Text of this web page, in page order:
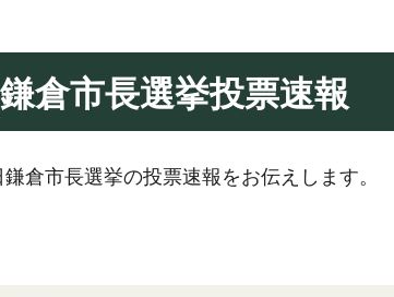
倉市長選挙投票速報
倉市長選挙の投票速報をお伝えします。